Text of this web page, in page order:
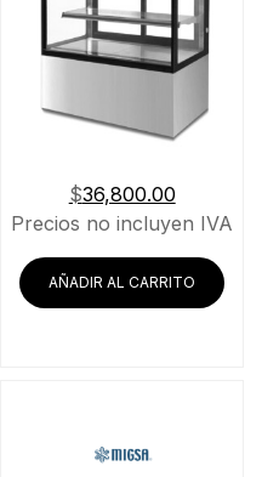
$36,800.00
Precios no incluyen IVA
AÑADIR AL CARRITO